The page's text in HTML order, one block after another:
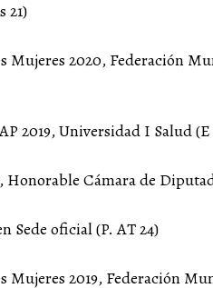
21)
2020, Federación
2019, Universidad I Salud (E
Cámara de
Sede oficial (P. AT 24)
2019, Federación